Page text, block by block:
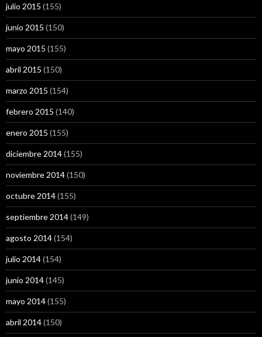
julio 2015 (155)
junio 2015 (150)
mayo 2015 (155)
abril 2015 (150)
marzo 2015 (154)
febrero 2015 (140)
enero 2015 (155)
diciembre 2014(155)
noviembre 2014(150)
octubre 2014(155)
septiembre 2014(149)
agosto 2014(154)
julio 2014(154)
junio 2014(145)
mayo 2014(155)
abril 2014(150)